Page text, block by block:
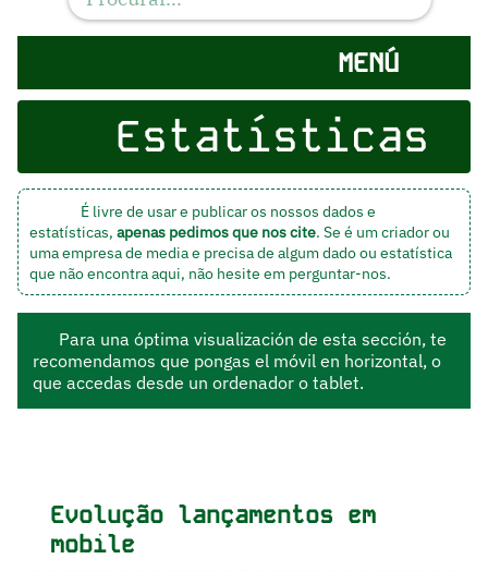
MENÚ
Estatísticas
É livre de usar e publicar os nossos dados e
estatísticas, apenas pedimos que nos cite. Se é um criador ou
uma empresa de media e precisa de algum dado ou estatística
que não encontra aqui, não hesite em perguntar-nos.
Para una óptima visualización de esta sección, te
recomendamos que pongas el móvil en horizontal, o
que accedas desde un ordenador o tablet.
Evolução lançamentos em
mobile